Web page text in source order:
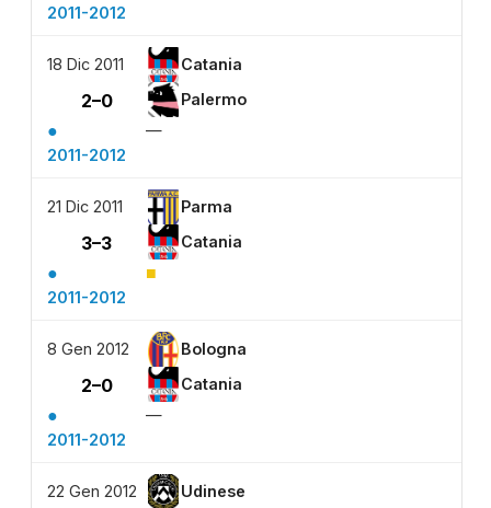
2011-2012
18 Dic 2011 Catania
2–0 Palermo
●
—
2011-2012
21 Dic 2011 Parma
3–3 Catania
● ■
2011-2012
8 Gen 2012 Bologna
2–0 Catania
●
—
2011-2012
22 Gen 2012 Udinese